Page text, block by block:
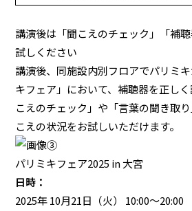
講演後は「聞こえのチェック」「補
試しください
講演後、同施設内別フロアでパリミ
キフェア」において、補聴器を正し
こえのチェック」や「言葉の聞き取
こえの状況をお試しいただけます。
パリミキフェア2025 in 大宮
日時：
2025年 10月21日（火） 10:00～20:00